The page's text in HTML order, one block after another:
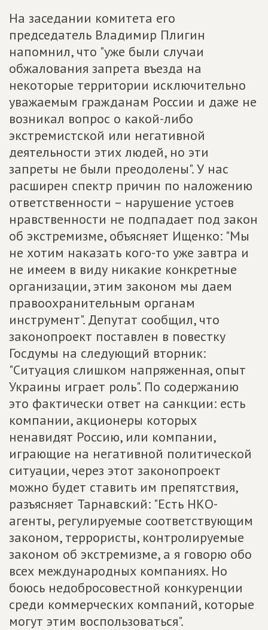
На заседании комитета его
председатель Владимир Плигин
напомнил, что "уже были случаи
обжалования запрета въезда на
некоторые территории исключительно
уважаемым гражданам России и даже не
возникал вопрос о какой-либо
экстремистской или негативной
деятельности этих людей, но эти
запреты не были преодолены". У нас
расширен спектр причин по наложению
ответственности – нарушение устоев
нравственности не подпадает под закон
об экстремизме, объясняет Ищенко: "Мы
не хотим наказать кого-то уже завтра и
не имеем в виду никакие конкретные
организации, этим законом мы даем
правоохранительным органам
инструмент". Депутат сообщил, что
законопроект поставлен в повестку
Госдумы на следующий вторник:
"Ситуация слишком напряженная, опыт
Украины играет роль". По содержанию
это фактически ответ на санкции: есть
компании, акционеры которых
ненавидят Россию, или компании,
играющие на негативной политической
ситуации, через этот законопроект
можно будет ставить им препятствия,
разъясняет Тарнавский: "Есть НКО-
агенты, регулируемые соответствующим
законом, террористы, контролируемые
законом об экстремизме, а я говорю обо
всех международных компаниях. Но
боюсь недобросовестной конкуренции
среди коммерческих компаний, которые
могут этим воспользоваться".